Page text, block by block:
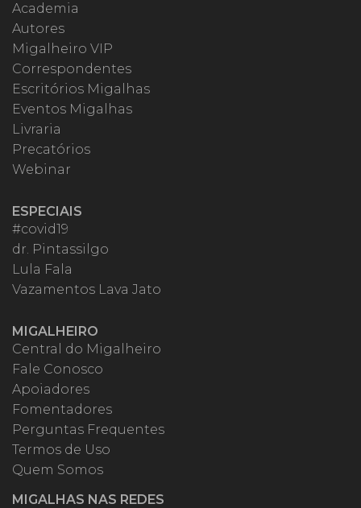
Academia
Autores
Migalheiro VIP
Correspondentes
Escritórios Migalhas
Eventos Migalhas
Livraria
Precatórios
Webinar
ESPECIAIS
#covid19
dr. Pintassilgo
Lula Fala
Vazamentos Lava Jato
MIGALHEIRO
Central do Migalheiro
Fale Conosco
Apoiadores
Fomentadores
Perguntas Frequentes
Termos de Uso
Quem Somos
MIGALHAS NAS REDES